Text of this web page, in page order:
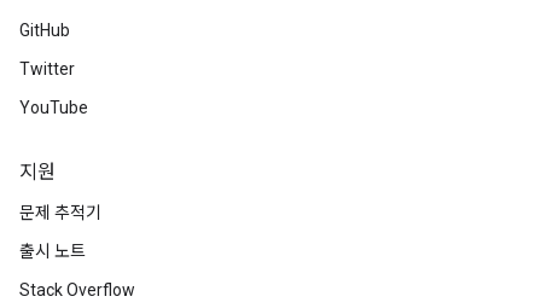
GitHub
Twitter
YouTube
지원
문제 추적기
출시 노트
Stack Overflow